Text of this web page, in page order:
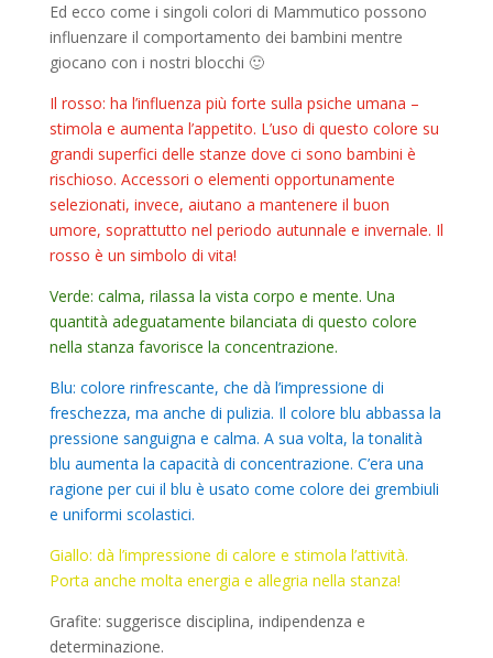
Ed ecco come i singoli colori di Mammutico possono
influenzare il comportamento dei bambini mentre
giocano con i nostri blocchi 🙂
Il rosso: ha l’influenza più forte sulla psiche umana –
stimola e aumenta l’appetito. L’uso di questo colore su
grandi superfici delle stanze dove ci sono bambini è
rischioso. Accessori o elementi opportunamente
selezionati, invece, aiutano a mantenere il buon
umore, soprattutto nel periodo autunnale e invernale. Il
rosso è un simbolo di vita!
Verde: calma, rilassa la vista corpo e mente. Una
quantità adeguatamente bilanciata di questo colore
nella stanza favorisce la concentrazione.
Blu: colore rinfrescante, che dà l’impressione di
freschezza, ma anche di pulizia. Il colore blu abbassa la
pressione sanguigna e calma. A sua volta, la tonalità
blu aumenta la capacità di concentrazione. C’era una
ragione per cui il blu è usato come colore dei grembiuli
e uniformi scolastici.
Giallo: dà l’impressione di calore e stimola l’attività.
Porta anche molta energia e allegria nella stanza!
Grafite: suggerisce disciplina, indipendenza e
determinazione.